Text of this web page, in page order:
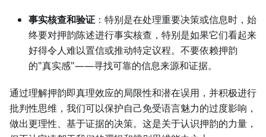
事实核查和验证 ：特别是在处理重要决策或信息时，始
终要对押韵陈述进行事实核查，特别是如果它们看起来
好得令人难以置信或推动特定议程。不要依赖押韵
的"真实感"——寻找可靠的信息来源和证据。
通过理解押韵即真理效应的局限性和潜在误用，并积极进行
批判性思维，我们可以保护自己免受语言魅力的过度影响，
做出更理性、基于证据的决策。这是关于认识押韵的力量，